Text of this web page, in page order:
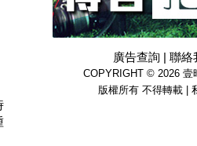
廣告查詢 | 聯絡
COPYRIGHT © 2026 壹
版權所有 不得轉載 |